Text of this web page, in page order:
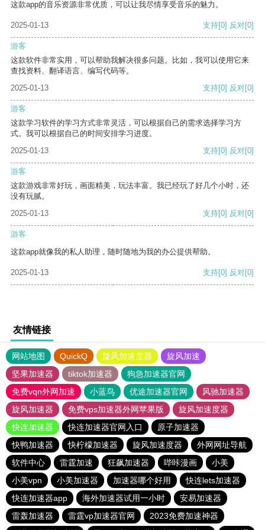
这款app的音乐资源非常优质，可以让我尽情享受音乐的魅力。
2025-01-13 支持[0] 反对[0]
游客
这款软件非常实用，可以帮助我解决很多问题。比如，我可以使用它来
查找资料、翻译语言、编写代码等。
2025-01-13
支持[0] 反对[0]
游客
这款学习软件的学习方式非常灵活，可以根据自己的需求选择学习方
式。我可以根据自己的时间安排学习进度。
2025-01-13
支持[0] 反对[0]
游客
这款游戏非常好玩，画面精美，玩法丰富。我已经玩了好几个小时，还
没有玩腻。
2025-01-13
支持[0] 反对[0]
游客
这款app就像我的私人助理，随时随地为我的办公提供帮助。
2025-01-13 支持[0] 反对[0]
友情链接
网站地图 QuickQ 旋风加速度器
旋风加速
坚果加速器
tiktok加速器
狗急加速器官网
免费vqn外网加速
小蓝鸟 优途加速器官网
风驰加速器
旋风加速器
免费vps加速器外网苹果版
旋风加速度器
快连加速器
快连加速器官网入口
原子加速器
快鸭加速器
快柠檬加速器 旋风加速度器
外网网址导航
软件中心
雷霆加速 狂飙加速器 哔咔漫画
小美
小美vpn
小美加速器 加速器哪个好用
快连lets加速器
快连加速器app
海外加速器试用一小时
安易加速器
雷轰加速器
雷霆vp加速器官网
2023免费加速神器